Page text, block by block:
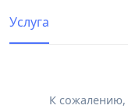
Услуга
К сожалению,